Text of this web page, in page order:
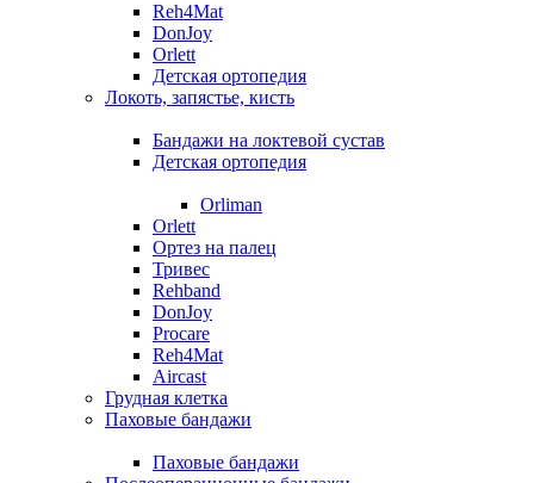
Reh4Mat
DonJoy
Orlett
Детская ортопедия
Локоть, запястье, кисть
Бандажи на локтевой сустав
Детская ортопедия
Orliman
Orlett
Ортез на палец
Тривес
Rehband
DonJoy
Procare
Reh4Mat
Aircast
Грудная клетка
Паховые бандажи
Паховые бандажи